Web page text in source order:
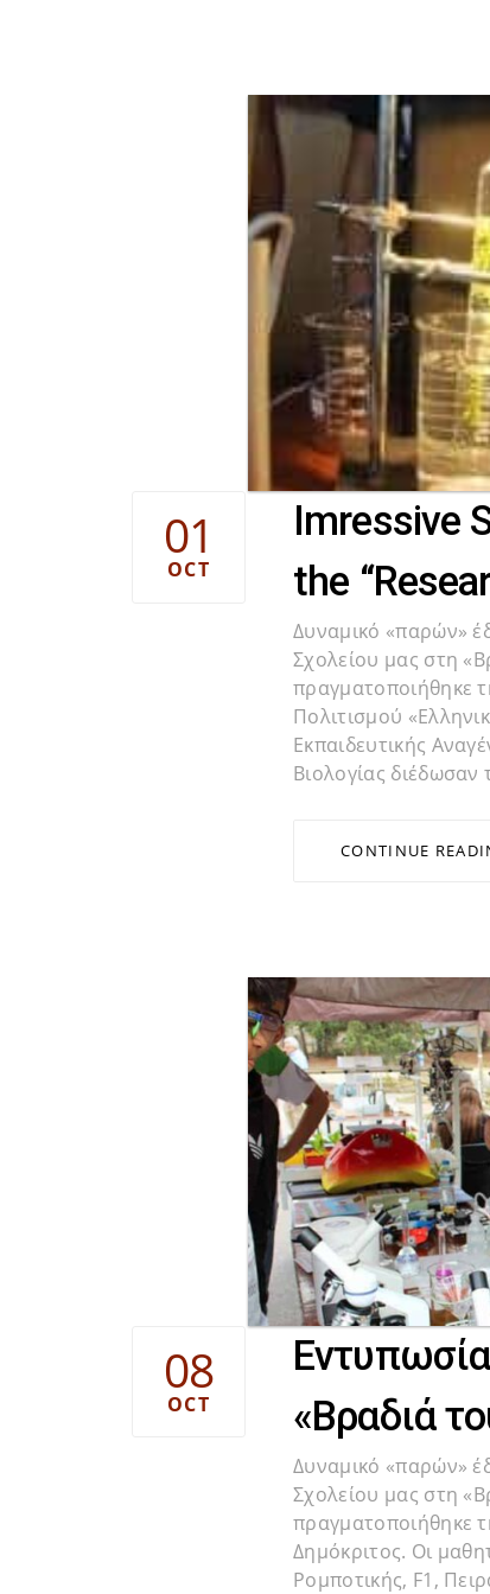
01
OCT
Imressive
the
Δυναμικό «παρών»
Σχολείου μας στη
πραγματοποιήθηκε
Πολιτισμού
Εκπαιδευτικής
Βιολογίας
CONTINUE
08
OCT
«Βραδιά
Δυναμικό «παρών»
Σχολείου μας στη
πραγματοποιήθηκε
Δημόκριτος. Οι
Ρομποτικής, F1,